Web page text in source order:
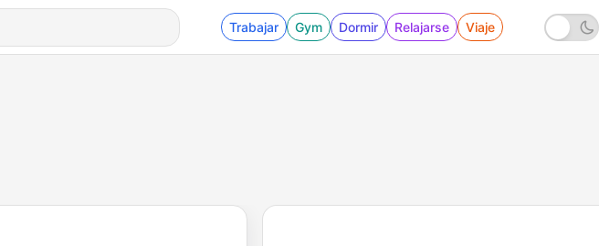
Trabajar Gym Dormir Relajarse Viaje